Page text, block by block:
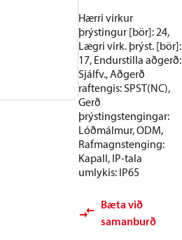
Hærri virkur
þrýstingur [bör]: 24,
Lægri virk. þrýst. [bör]:
17, Endurstilla aðgerð:
Sjálfv., Aðgerð
raftengis: SPST(NC),
Gerð
þrýstingstengingar:
Lóðmálmur, ODM,
Rafmagnstenging:
Kapall, IP-tala
umlykis: IP65
Bæta við
samanburð